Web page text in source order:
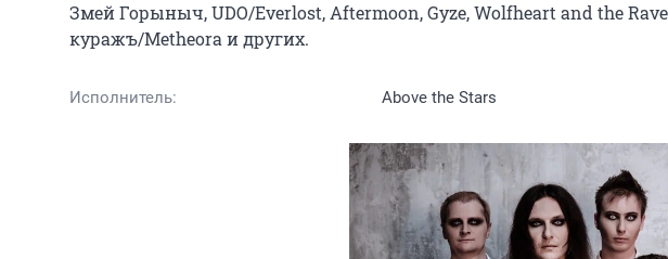
Змей Горыныч, UDO/Everlost, Aftermoon, Gyze, Wolfheart and the
куражъ/Metheora и других.
Исполнитель: Above the Stars